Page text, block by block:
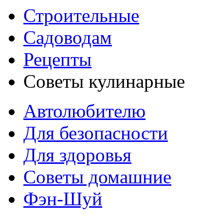
Строительные
Садоводам
Рецепты
Советы кулинарные
Автолюбителю
Для безопасности
Для здоровья
Советы домашние
Фэн-Шуй